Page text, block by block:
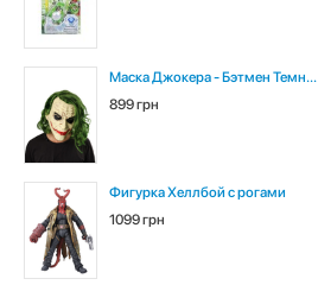
Маска Джокера - Бэтмен Темн...
899 грн
Фигурка Хеллбой с рогами
1099 грн